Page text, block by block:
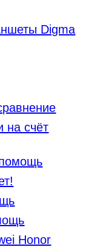
Digma
на счёт
Honor